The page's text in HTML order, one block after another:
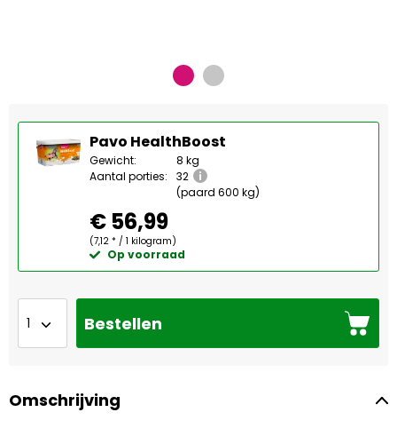
Pavo HealthBoost
Gewicht:
8 kg
Aantal porties:
32
(paard 600 kg)
€ 56,99
(7,12 * / 1 kilogram)
Op voorraad
Bestellen
Omschrijving